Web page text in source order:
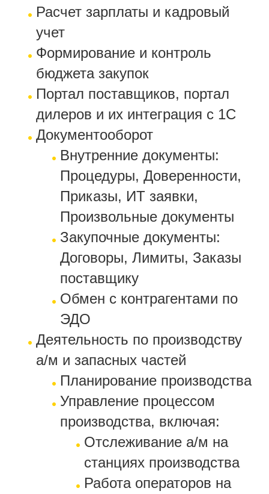
Расчет зарплаты и кадровый
учет
Формирование и контроль
бюджета закупок
Портал поставщиков, портал
дилеров и их интеграция с 1С
Документооборот
Внутренние документы:
Процедуры, Доверенности,
Приказы, ИТ заявки,
Произвольные документы
Закупочные документы:
Договоры, Лимиты, Заказы
поставщику
Обмен с контрагентами по
ЭДО
Деятельность по производству
а/м и запасных частей
Планирование производства
Управление процессом
производства, включая:
Отслеживание а/м на
станциях производства
Работа операторов на